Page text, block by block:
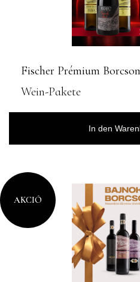
Fischer Prémium
Wein-Pakete
In den
AKCIÓ